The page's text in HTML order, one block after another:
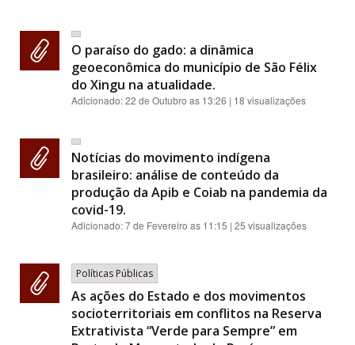
O paraíso do gado: a dinâmica
geoeconômica do município de São Félix
do Xingu na atualidade.
Adicionado:22 de Outubro as 13:26 | 18 visualizações
Notícias do movimento indígena
brasileiro: análise de conteúdo da
produção da Apib e Coiab na pandemia da
covid-19.
Adicionado:7 de Fevereiro as 11:15 | 25 visualizações
Políticas Públicas
As ações do Estado e dos movimentos
socioterritoriais em conflitos na Reserva
Extrativista “Verde para Sempre” em